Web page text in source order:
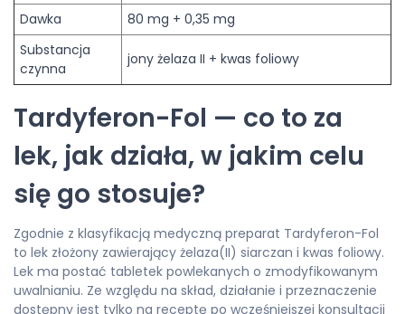
Dawka
80 mg + 0,35 mg
Substancja
czynna
jony żelaza II + kwas foliowy
Tardyferon-Fol — co to za
lek, jak działa, w jakim celu
się go stosuje?
Zgodnie z klasyfikacją medyczną preparat Tardyferon-Fol
to lek złożony zawierający żelaza(II) siarczan i kwas foliowy.
Lek ma postać tabletek powlekanych o zmodyfikowanym
uwalnianiu. Ze względu na skład, działanie i przeznaczenie
dostępny jest tylko na receptę po wcześniejszej konsultacji